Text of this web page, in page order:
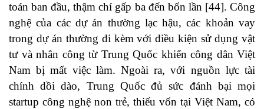
toán ban đầu, thậm chí gấp ba đến bốn lần [44]. Công
nghệ của các dự án thường lạc hậu, các khoản vay
trong dự án thường đi kèm với điều kiện sử dụng vật
tư và nhân công từ Trung Quốc khiến công dân Việt
Nam bị mất việc làm. Ngoài ra, với nguồn lực tài
chính dồi dào, Trung Quốc đủ sức đánh bại mọi
startup công nghệ non trẻ, thiếu vốn tại Việt Nam, có